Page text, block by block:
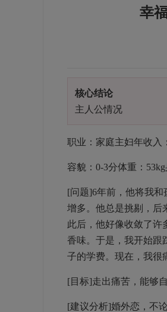
幸
核心结论
主人公情况
职业：家庭主妇年收入
容貌：0-3分体重：
[问题]6年前，他将我
增多。他总是挑剔，后
此后，他好像收敛了许
香味。于是，我开始跟
子的学费。现在，我很
[目标]走出痛苦，能够
[建议分析]婚外恋，不